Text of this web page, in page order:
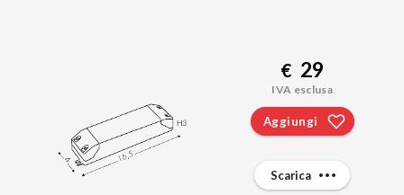
€ 29
IVA esclusa
Aggiungi
Scarica